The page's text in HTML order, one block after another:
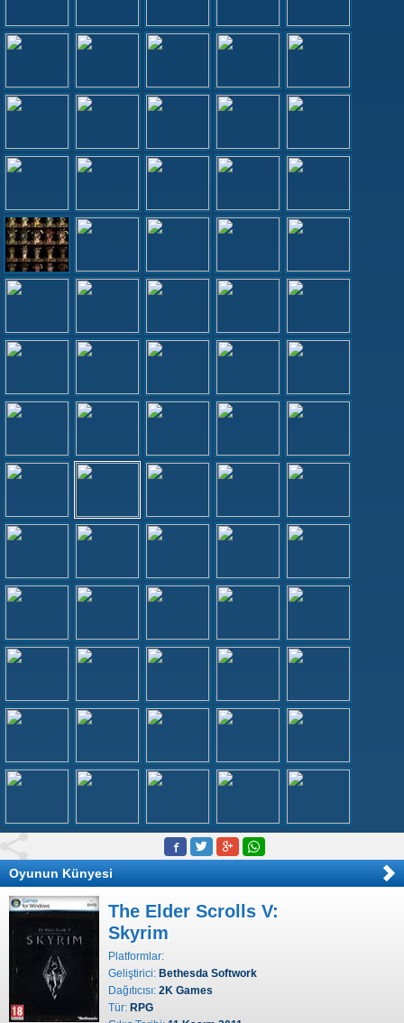
Oyunun Künyesi
The Elder Scrolls V:
Skyrim
Platformlar:
Geliştirici: Bethesda Softwork
Dağıtıcısı: 2K Games
Tür: RPG